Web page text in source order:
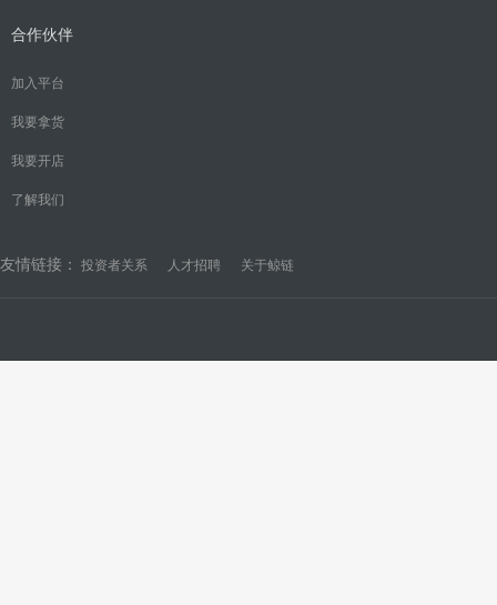
合作伙伴
加入平台
我要拿货
我要开店
了解我们
友情链接： 投资者关系 人才招聘 关于鲸链